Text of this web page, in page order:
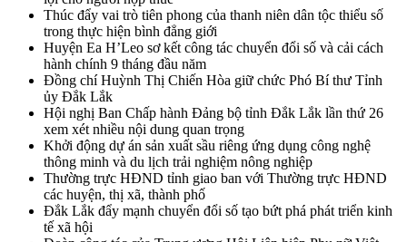
Thúc đẩy vai trò tiên phong của thanh niên dân tộc thiểu số
trong thực hiện bình đẳng giới
Huyện Ea H’Leo sơ kết công tác chuyển đổi số và cải cách
hành chính 9 tháng đầu năm
Đồng chí Huỳnh Thị Chiến Hòa giữ chức Phó Bí thư Tỉnh
ủy Đắk Lắk
Hội nghị Ban Chấp hành Đảng bộ tỉnh Đắk Lắk lần thứ 26
xem xét nhiều nội dung quan trọng
Khởi động dự án sản xuất sầu riêng ứng dụng công nghệ
thông minh và du lịch trải nghiệm nông nghiệp
Thường trực HĐND tỉnh giao ban với Thường trực HĐND
các huyện, thị xã, thành phố
Đắk Lắk đẩy mạnh chuyển đổi số tạo bứt phá phát triển kinh
tế xã hội